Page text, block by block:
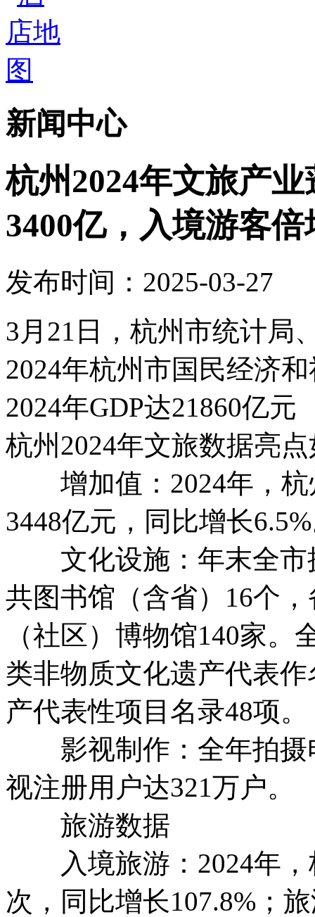
新闻中心
杭州2024年文旅产
3400亿，入境游客倍
发布时间：2025-03-27
3月21日，杭州市统计局
2024年杭州市国民经济
2024年GDP达21860亿
杭州2024年文旅数据亮
增加值：2024年，杭
3448亿元，同比增长
文化设施：年末全市
共图书馆（含省）16个
（社区）博物馆140家
类非物质文化遗产代表
产代表性项目名录48项。
影视制作：全年拍摄
视注册用户达321万户。
旅游数据
入境旅游：2024年，
次，同比增长107.8%；